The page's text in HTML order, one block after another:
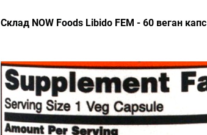
Склад NOW Foods Libido FEM - 60 веган капс